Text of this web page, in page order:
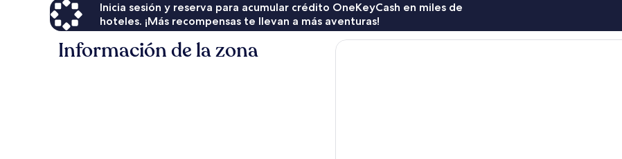
Inicia sesión y reserva para acumular crédito OneKeyCash en miles de
hoteles. ¡Más recompensas te llevan a más aventuras!
Información de la zona